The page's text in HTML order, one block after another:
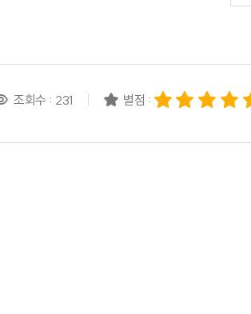
조회수 : 231 별점 :